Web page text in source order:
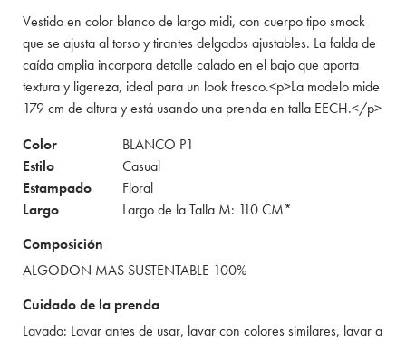
Vestido en color blanco de largo midi, con cuerpo tipo smock
que se ajusta al torso y tirantes delgados ajustables. La falda de
caída amplia incorpora detalle calado en el bajo que aporta
textura y ligereza, ideal para un look fresco.<p>La modelo mide
179 cm de altura y está usando una prenda en talla EECH.</p>
Color
BLANCO P1
Estilo
Casual
Estampado
Floral
Largo
Largo de la Talla M: 110 CM*
Composición
ALGODON MAS SUSTENTABLE 100%
Cuidado de la prenda
Lavado: Lavar antes de usar, lavar con colores similares, lavar a